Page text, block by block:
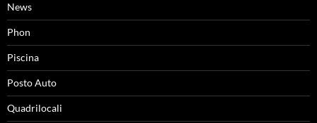
News
Phon
Piscina
Posto Auto
Quadrilocali